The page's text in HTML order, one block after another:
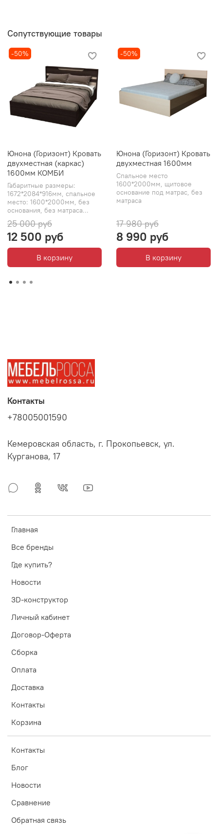
Сопутствующие товары
-50%
Юнона (Горизонт) Кровать
двухместная (каркас)
1600мм КОМБИ
Габаритные размеры:
1672*2084*916мм, спальное
место: 1600*2000мм, без
основания, без матраса...
25 000 руб
12 500 руб
В корзину
-50%
Юнона (Горизонт) Кровать
двухместная 1600мм
Спальное место
1600*2000мм, щитовое
основание под матрас, без
матраса
17 980 руб
8 990 руб
В корзину
Главная
Все бренды
Где купить?
Новости
3D-конструктор
Личный кабинет
Договор-Оферта
Сборка
Оплата
Доставка
Контакты
Корзина
Контакты
Блог
Новости
Сравнение
Обратная связь
Контакты
+78005001590
Кемеровская область, г. Прокопьевск, ул.
Курганова, 17